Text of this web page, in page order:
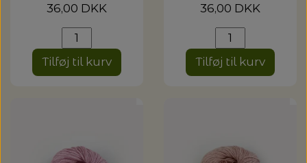
36,00 DKK
Tilføj til kurv
36,00 DKK
Tilføj til kurv